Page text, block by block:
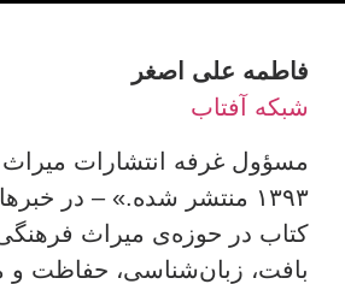
فاطمه علی اصغر
شبکه آفتاب
مسؤول غرفه انتشارات میراث
کتاب در حوزه‌ی میراث
بافت، زبان‌شناسی، حفاظت